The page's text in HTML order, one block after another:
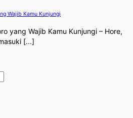
Wajib Kamu Kunjungi
yang Wajib Kamu Kunjungi – Hore,
[...]